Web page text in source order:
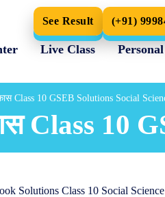
See Result (+91)
Live Class
Class 10 GSEB Solutions Social
Class 10
Solutions Class 10 Social Science